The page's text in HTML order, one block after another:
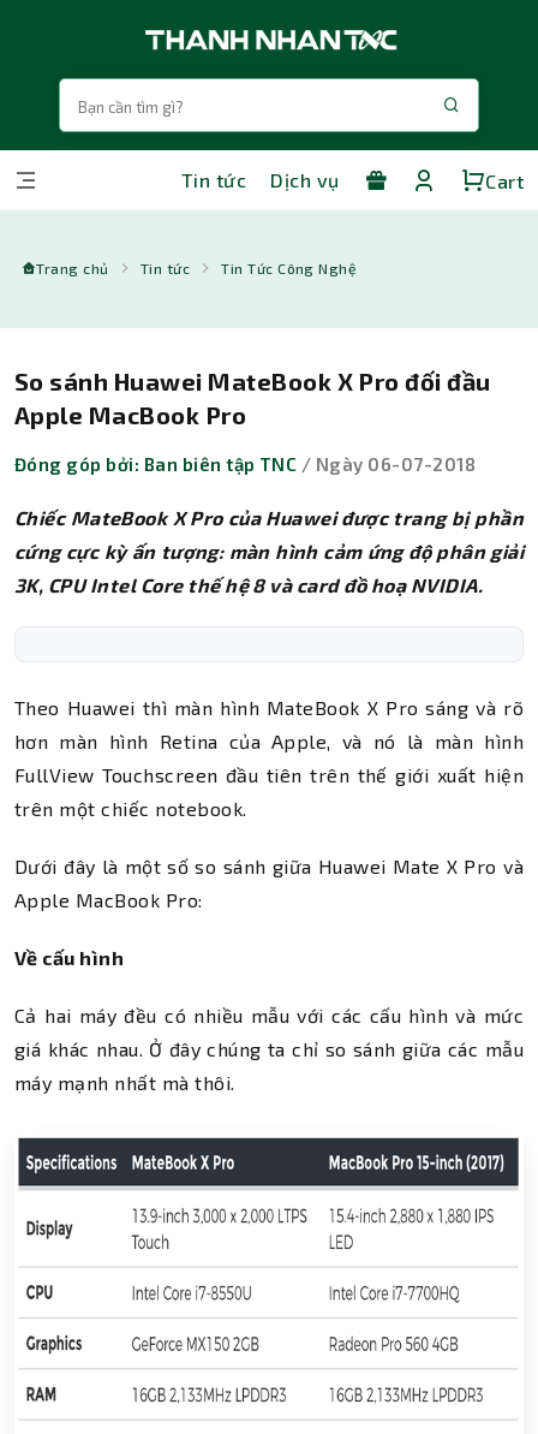
Tin tức Dịch vụ Cart
Trang chủ Tin tức Tin Tức Công Nghệ
So sánh Huawei MateBook X Pro đối đầu
Apple MacBook Pro
Đóng góp bởi: Ban biên tập TNC / Ngày 06-07-2018
Chiếc MateBook X Pro của Huawei được trang bị phần
cứng cực kỳ ấn tượng: màn hình cảm ứng độ phân giải
3K, CPU Intel Core thế hệ 8 và card đồ hoạ NVIDIA.
Theo Huawei thì màn hình MateBook X Pro sáng và rõ
hơn màn hình Retina của Apple, và nó là màn hình
FullView Touchscreen đầu tiên trên thế giới xuất hiện
trên một chiếc notebook.
Dưới đây là một số so sánh giữa Huawei Mate X Pro và
Apple MacBook Pro:
Về cấu hình
Cả hai máy đều có nhiều mẫu với các cấu hình và mức
giá khác nhau. Ở đây chúng ta chỉ so sánh giữa các mẫu
máy mạnh nhất mà thôi.